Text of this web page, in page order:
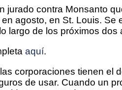
jurado contra Monsanto
agosto, en St. Louis. Se
largo de los próximos dos
aquí.
corporaciones tienen el
de usar. Cuando un